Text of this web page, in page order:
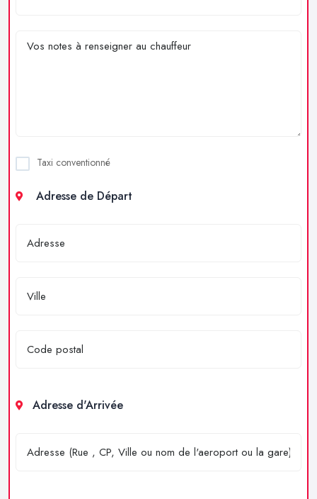
Taxi conventionné
Adresse de Départ
Adresse d'Arrivée